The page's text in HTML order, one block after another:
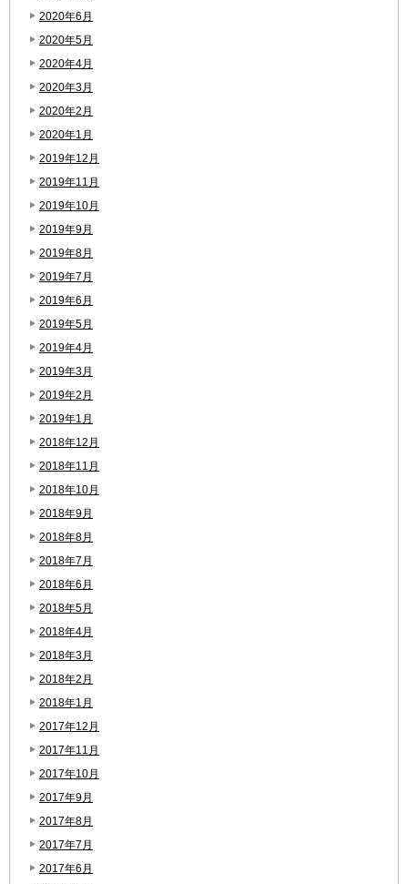
2020年6月
2020年5月
2020年4月
2020年3月
2020年2月
2020年1月
2019年12月
2019年11月
2019年10月
2019年9月
2019年8月
2019年7月
2019年6月
2019年5月
2019年4月
2019年3月
2019年2月
2019年1月
2018年12月
2018年11月
2018年10月
2018年9月
2018年8月
2018年7月
2018年6月
2018年5月
2018年4月
2018年3月
2018年2月
2018年1月
2017年12月
2017年11月
2017年10月
2017年9月
2017年8月
2017年7月
2017年6月